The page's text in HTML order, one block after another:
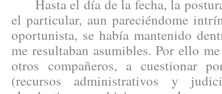
Hasta el día de la fecha, la
el particular, aun pareciéndome
oportunista, se había mantenido
me resultaban asumibles. Por ello
otros compañeros, a cuestionar
(recursos administrativos y